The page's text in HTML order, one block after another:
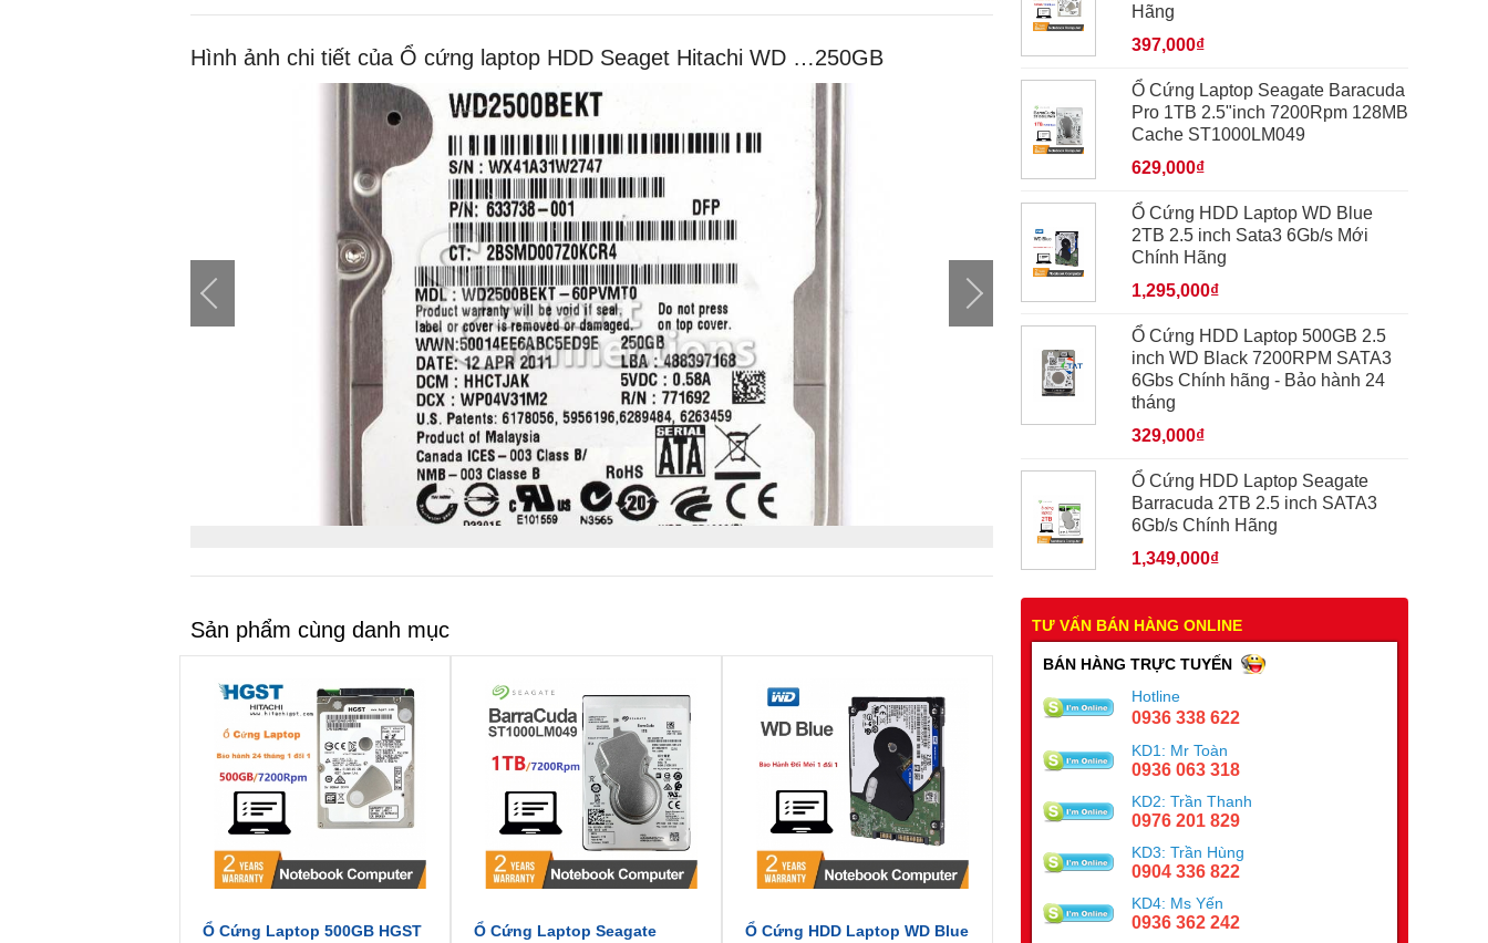
Hình ảnh chi tiết của Ổ cứng laptop HDD Seaget Hitachi WD …250GB
Sản phẩm cùng danh mục
Ổ Cứng Laptop 500GB HGST
Ổ Cứng Laptop Seagate
Ổ Cứng HDD Laptop WD Blue
Hãng
397,000₫
Ổ Cứng Laptop Seagate Baracuda
Pro 1TB 2.5"inch 7200Rpm 128MB
Cache ST1000LM049
629,000₫
Ổ Cứng HDD Laptop WD Blue
2TB 2.5 inch Sata3 6Gb/s Mới
Chính Hãng
1,295,000₫
Ổ Cứng HDD Laptop 500GB 2.5
inch WD Black 7200RPM SATA3
6Gbs Chính hãng - Bảo hành 24
tháng
329,000₫
Ổ Cứng HDD Laptop Seagate
Barracuda 2TB 2.5 inch SATA3
6Gb/s Chính Hãng
1,349,000₫
TƯ VẤN BÁN HÀNG ONLINE
BÁN HÀNG TRỰC TUYẾN
Hotline
0936 338 622
KD1: Mr Toàn
0936 063 318
KD2: Trần Thanh
0976 201 829
KD3: Trần Hùng
0904 336 822
KD4: Ms Yến
0936 362 242